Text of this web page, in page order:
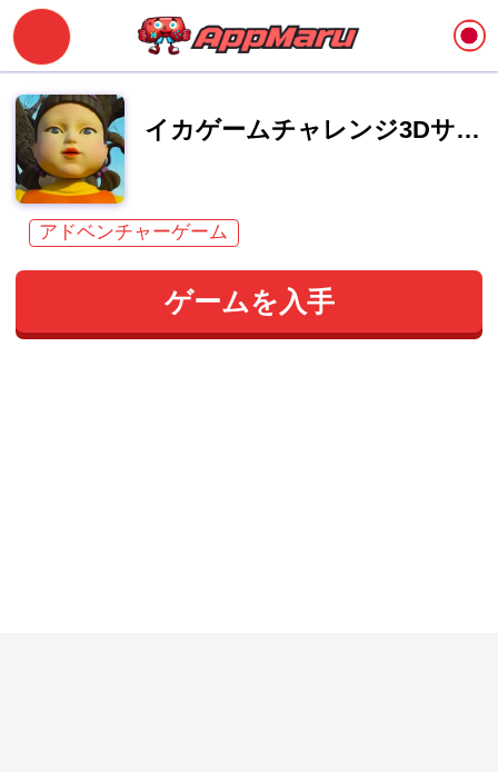
イカゲームチャレンジ3Dサバイバルマスター
アドベンチャーゲーム
ゲームを入手